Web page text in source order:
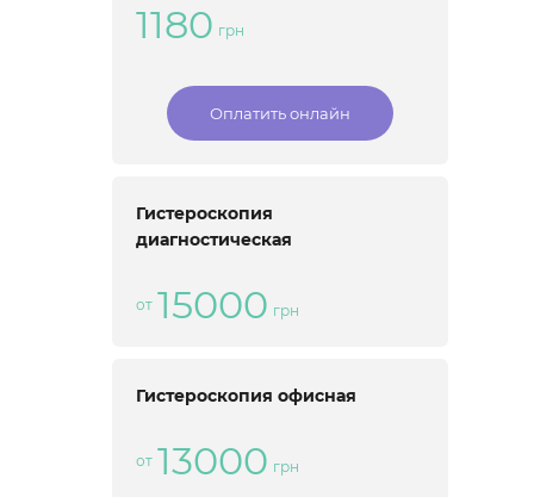
1180 грн
Оплатить онлайн
Гистероскопия
диагностическая
от 15000 грн
Гистероскопия офисная
от 13000 грн